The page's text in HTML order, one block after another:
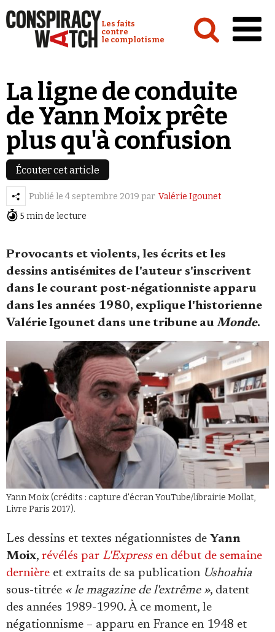
Conspiracy Watch :
Les faits
contre
le complotisme
Analyses
Conspipédia
Vidéos
Émissions
Revues de presse
Newsletter
Faire un don
Demander à Vera
Se connecter
La ligne de conduite
de Yann Moix prête
plus qu'à confusion
Écouter cet article
Publié le 4 septembre 2019 par Valérie Igounet
5 min de lecture
Provocants et violents, les écrits et les
dessins antisémites de l'auteur s'inscrivent
dans le courant post-négationniste apparu
dans les années 1980, explique l'historienne
Valérie Igounet dans une tribune au Monde.
Yann Moix (crédits : capture d'écran YouTube/librairie Mollat,
Livre Paris 2017).
Les dessins et textes négationnistes de Yann
Moix, révélés par L'Express en début de semaine
dernière et extraits de sa publication Ushoahia
sous-titrée « le magazine de l'extrême », datent
des années 1989-1990. À ce moment, le
négationnisme – apparu en France en 1948 et